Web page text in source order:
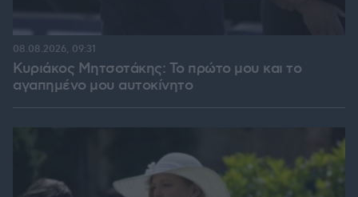
Κυριάκος Μητσοτάκης: Το πρώτο μου και το
αγαπημένο μου αυτοκίνητο
08.08.2026, 09:31